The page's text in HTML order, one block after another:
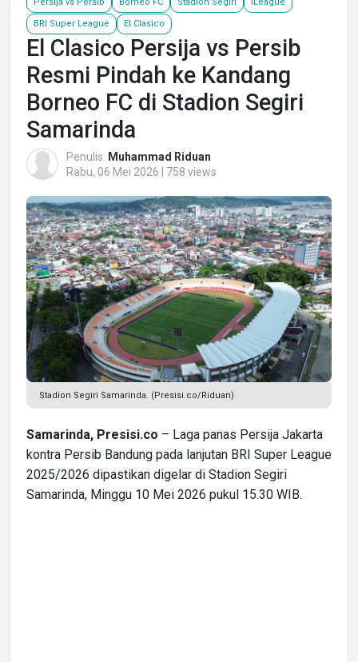
BRI Super League El Clasico
El Clasico Persija vs Persib
Resmi Pindah ke Kandang
Borneo FC di Stadion Segiri
Samarinda
Penulis: Muhammad Riduan
Rabu, 06 Mei 2026 | 758 views
Stadion Segiri Samarinda. (Presisi.co/Riduan)
Samarinda, Presisi.co – Laga panas Persija Jakarta
kontra Persib Bandung pada lanjutan BRI Super League
2025/2026 dipastikan digelar di Stadion Segiri
Samarinda, Minggu 10 Mei 2026 pukul 15.30 WIB.